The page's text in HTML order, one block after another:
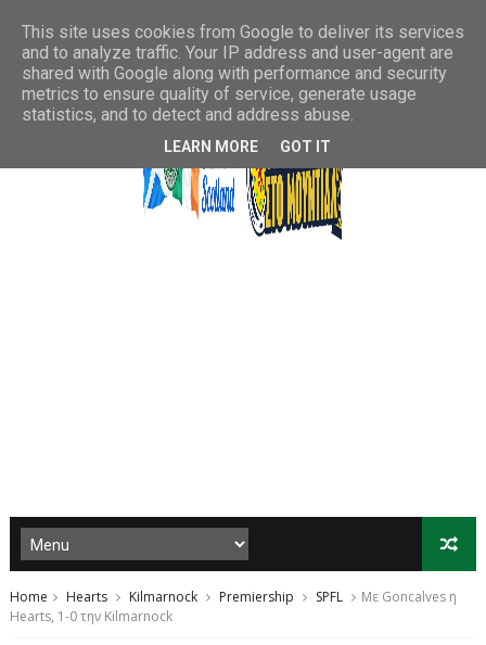
Home Hearts Kilmarnock Premiership SPFL
Mε Goncalves η
Hearts, 1-0 την Kilmarnock
This site uses cookies from Google to deliver its services
and to analyze traffic. Your IP address and user-agent are
shared with Google along with performance and security
metrics to ensure quality of service, generate usage
statistics, and to detect and address abuse.
LEARN MORE GOT IT